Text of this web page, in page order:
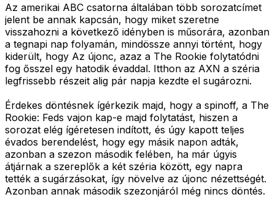
Az amerikai ABC csatorna általában több sorozatcímet
jelent be annak kapcsán, hogy miket szeretne
visszahozni a következő idényben is műsorára, azonban
a tegnapi nap folyamán, mindössze annyi történt, hogy
kiderült, hogy Az újonc, azaz a The Rookie folytatódni
fog ősszel egy hatodik évaddal. Itthon az AXN a széria
legfrissebb részeit alig pár napja kezdte el sugározni.
Érdekes döntésnek ígérkezik majd, hogy a spinoff, a The
Rookie: Feds vajon kap-e majd folytatást, hiszen a
sorozat elég ígéretesen indított, és úgy kapott teljes
évados berendelést, hogy egy másik napon adták,
azonban a szezon második felében, ha már úgyis
átjárnak a szereplők a két széria között, egy napra
tették a sugárzásokat, így növelve az újonc nézettségét.
Azonban annak második szezonjáról még nincs döntés.